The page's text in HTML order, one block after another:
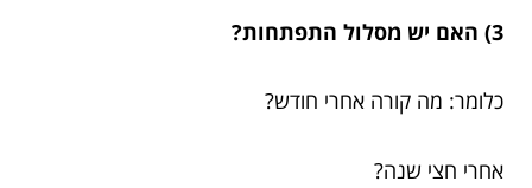
3) האם יש מסלול התפתחות?
כלומר: מה קורה אחרי חודש?
אחרי חצי שנה?